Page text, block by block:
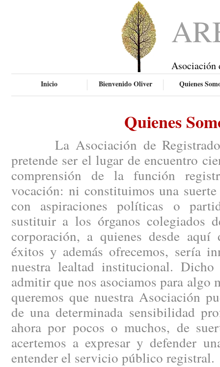
Asociación
Inicio Bienvenido Oliver Quienes
Quienes
La Asociación de
pretende ser el lugar de encuentro
comprensión de la función
vocación: ni constituimos una
con aspiraciones políticas o
sustituir a los órganos colegiados
corporación, a quienes desde aquí
éxitos y además ofrecemos, sería
nuestra lealtad institucional.
admitir que nos asociamos para algo
queremos que nuestra Asociación
de una determinada sensibilidad
ahora por pocos o muchos, de
acertemos a expresar y defender
entender el servicio público registral.